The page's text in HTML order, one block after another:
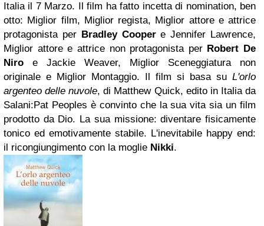
Italia il 7 Marzo. Il film ha fatto incetta di nomination, ben
otto: Miglior film, Miglior regista, Miglior attore e attrice
protagonista per Bradley Coopere Jennifer Lawrence,
Miglior attore e attrice non protagonista per Robert De
Niro e Jackie Weaver, Miglior Sceneggiatura non
originale e Miglior Montaggio. Il film si basa su L'orlo
argenteo delle nuvole, di Matthew Quick, edito in Italia da
Salani:Pat Peoples è convinto che la sua vita sia un film
prodotto da Dio. La sua missione: diventare fisicamente
tonico ed emotivamente stabile. L'inevitabile happy end:
il ricongiungimento con la moglie Nikki.